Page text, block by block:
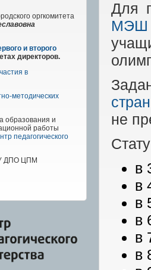
оргкомитета
и второго
директоров.
в
методических
образования и
работы
педагогического
ДПО ЦПМ
Для
МЭШ
не
в
в
в
в
в
в